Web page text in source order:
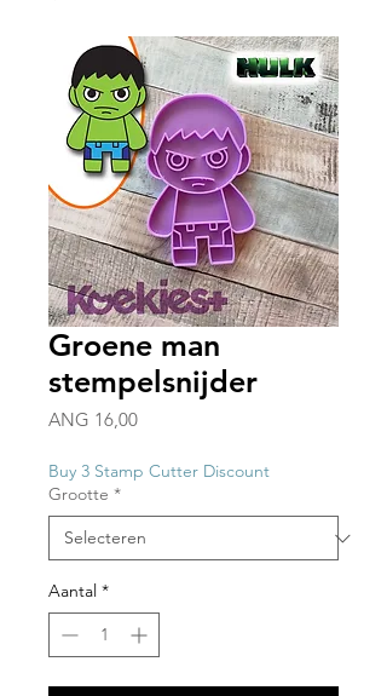
Groene man
stempelsnijder
ANG 16,00Prijs
Buy 3 Stamp Cutter Discount
Grootte *
Aantal *